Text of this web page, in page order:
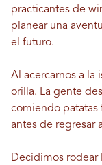
practicantes de
planear una
el futuro.
Al acercarnos a la
orilla. La gente
comiendo patatas
antes de regresar
Decidimos rodear